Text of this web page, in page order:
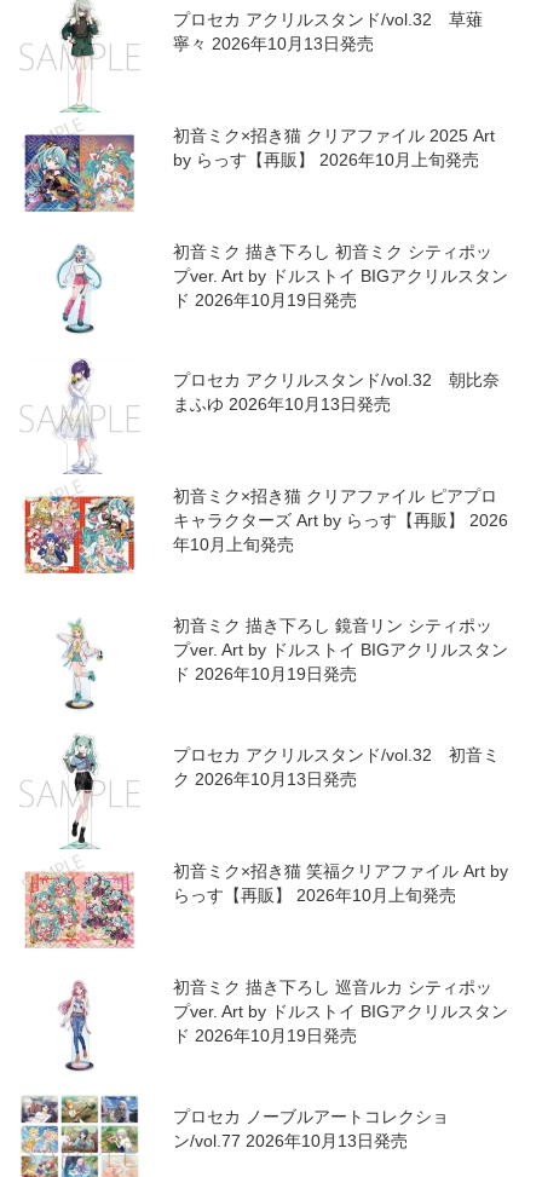
プロセカ アクリルスタンド/vol.32 草薙
寧々 2026年10月13日発売
初音ミク×招き猫 クリアファイル 2025 Art
by らっす【再販】 2026年10月上旬発売
初音ミク 描き下ろし 初音ミク シティポッ
プver. Art by ドルストイ BIGアクリルスタン
ド 2026年10月19日発売
プロセカ アクリルスタンド/vol.32 朝比奈
まふゆ 2026年10月13日発売
初音ミク×招き猫 クリアファイル ピアプロ
キャラクターズ Art by らっす【再販】 2026
年10月上旬発売
初音ミク 描き下ろし 鏡音リン シティポッ
プver. Art by ドルストイ BIGアクリルスタン
ド 2026年10月19日発売
プロセカ アクリルスタンド/vol.32 初音ミ
ク 2026年10月13日発売
初音ミク×招き猫 笑福クリアファイル Art by
らっす【再販】 2026年10月上旬発売
初音ミク 描き下ろし 巡音ルカ シティポッ
プver. Art by ドルストイ BIGアクリルスタン
ド 2026年10月19日発売
プロセカ ノーブルアートコレクショ
ン/vol.77 2026年10月13日発売